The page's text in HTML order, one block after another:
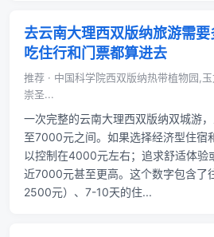
去云南大理西双版纳旅游需要
吃住行和门票都算进去
推荐 · 中国科学院西双版纳热带植物园,
崇圣...
一次完整的云南大理西双版纳双城游
至7000元之间。如果选择经济型住宿
以控制在4000元左右；追求舒适体验
近7000元甚至更高。这个数字包含了
2500元）、7-10天的住...